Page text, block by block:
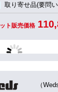
取り寄せ品(要問
ト販売価格
（